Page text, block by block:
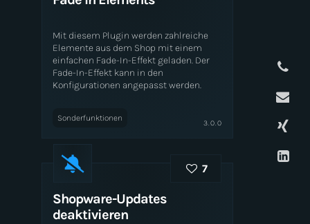
Shopware-Updates
deaktivieren
7
Mit diesem Plugin werden zahlreiche
Elemente aus dem Shop mit einem
einfachen Fade-In-Effekt geladen. Der
Fade-In-Effekt kann in den
Konfigurationen angepasst werden.
Sonderfunktionen
3.0.0